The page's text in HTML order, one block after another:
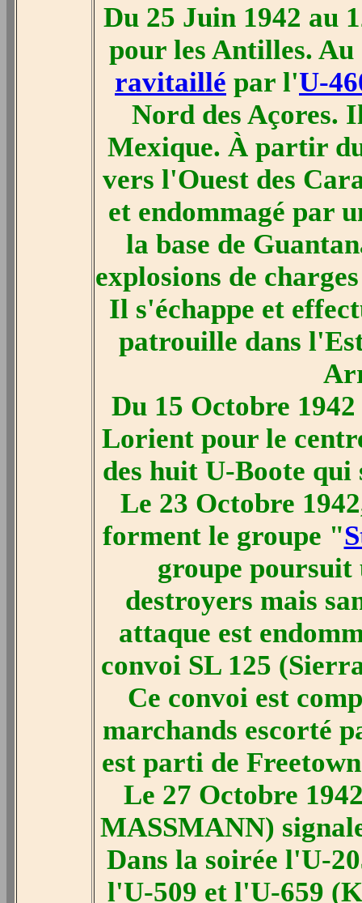
Du 25 Juin 1942 au
pour les Antilles.
ravitaillé par l'U-
Nord des Açores.
Mexique. À partir
vers l'Ouest des
et endommagé par
la base de
explosions de
Il s'échappe et
patrouille dans
Du 15 Octobre
Lorient pour le
des huit U-Boote qui
Le 23 Octobre
forment le groupe "
groupe poursuit
destroyers mais
attaque est
convoi SL 125
Ce convoi est
marchands escorté
est parti de
Le 27 Octobre
MASSMANN)
Dans la soirée l'U-
l'U-509 et l'U-659